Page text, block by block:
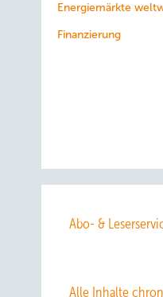
Energiemärkte
Finanzierung
Abo- &
Alle Inhalte